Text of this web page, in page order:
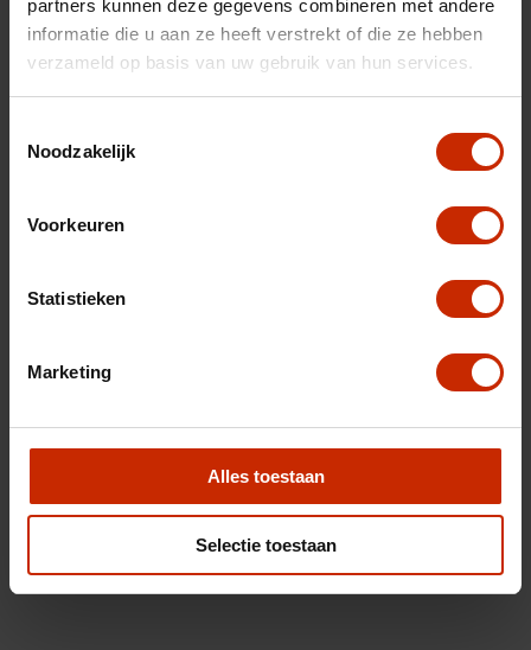
partners kunnen deze gegevens combineren met andere
informatie die u aan ze heeft verstrekt of die ze hebben
verzameld op basis van uw gebruik van hun services.
Noodzakelijk
Voorkeuren
Statistieken
Marketing
Alles toestaan
Selectie toestaan